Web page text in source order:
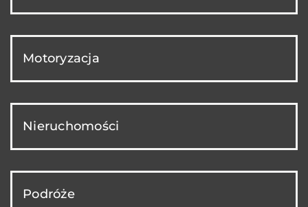
Motoryzacja
Nieruchomości
Podróże